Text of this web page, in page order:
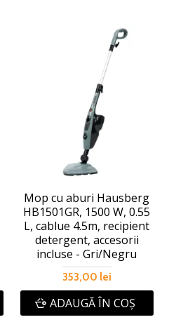
Mop cu aburi Hausberg
HB1501GR, 1500 W, 0.55
L, cablue 4.5m, recipient
detergent, accesorii
incluse - Gri/Negru
353,00 lei
ADAUGĂ ÎN COŞ